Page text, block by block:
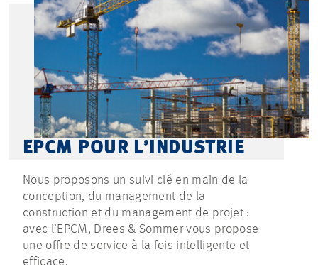
EPCM POUR L’INDUSTRIE
Nous proposons un suivi clé en main de la
conception, du management de la
construction et du management de projet :
avec l’EPCM, Drees & Sommer vous propose
une offre de service à la fois intelligente et
efficace.